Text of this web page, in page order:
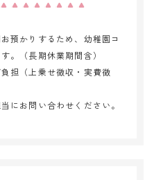
預かりするため、幼稚園コ
。（長期休業期間含）
担（上乗せ徴収・実費徴
にお問い合わせください。